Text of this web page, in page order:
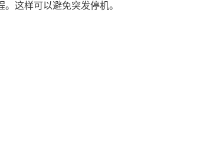
这样可以避免突发停机。